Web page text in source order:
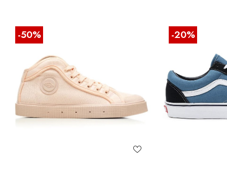
-50% -20%